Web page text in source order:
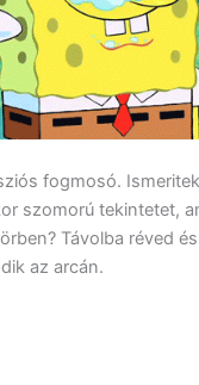
fogmosó.
szomorú tekintetet,
Távolba réved
az arcán.